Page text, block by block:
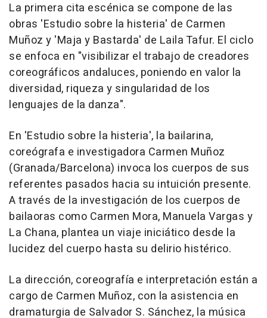
La primera cita escénica se compone de las
obras 'Estudio sobre la histeria' de Carmen
Muñoz y 'Maja y Bastarda' de Laila Tafur. El ciclo
se enfoca en "visibilizar el trabajo de creadores
coreográficos andaluces, poniendo en valor la
diversidad, riqueza y singularidad de los
lenguajes de la danza".
En 'Estudio sobre la histeria', la bailarina,
coreógrafa e investigadora Carmen Muñoz
(Granada/Barcelona) invoca los cuerpos de sus
referentes pasados hacia su intuición presente.
A través de la investigación de los cuerpos de
bailaoras como Carmen Mora, Manuela Vargas y
La Chana, plantea un viaje iniciático desde la
lucidez del cuerpo hasta su delirio histérico.
La dirección, coreografía e interpretación están a
cargo de Carmen Muñoz, con la asistencia en
dramaturgia de Salvador S. Sánchez, la música